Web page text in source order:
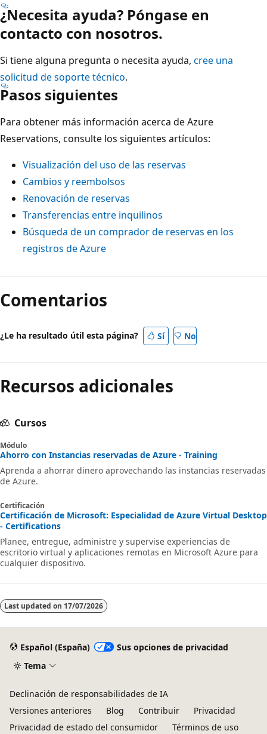
¿Necesita ayuda? Póngase en
contacto con nosotros.
Si tiene alguna pregunta o necesita ayuda, cree una
solicitud de soporte técnico.
Pasos siguientes
Para obtener más información acerca de Azure
Reservations, consulte los siguientes artículos:
Visualización del uso de las reservas
Cambios y reembolsos
Renovación de reservas
Transferencias entre inquilinos
Búsqueda de un comprador de reservas en los
registros de Azure
Comentarios
¿Le ha resultado útil esta página? Sí No
Recursos adicionales
Cursos
Módulo
Ahorro con Instancias reservadas de Azure - Training
Aprenda a ahorrar dinero aprovechando las instancias reservadas
de Azure.
Certificación
Certificación de Microsoft: Especialidad de Azure Virtual Desktop
- Certifications
Planee, entregue, administre y supervise experiencias de
escritorio virtual y aplicaciones remotas en Microsoft Azure para
cualquier dispositivo.
Last updated on 17/07/2026
Español (España)
Sus opciones de privacidad
Tema
Declinación de responsabilidades de IA
Versiones anteriores
Blog Contribuir
Privacidad
Privacidad de estado del consumidor
Términos de uso